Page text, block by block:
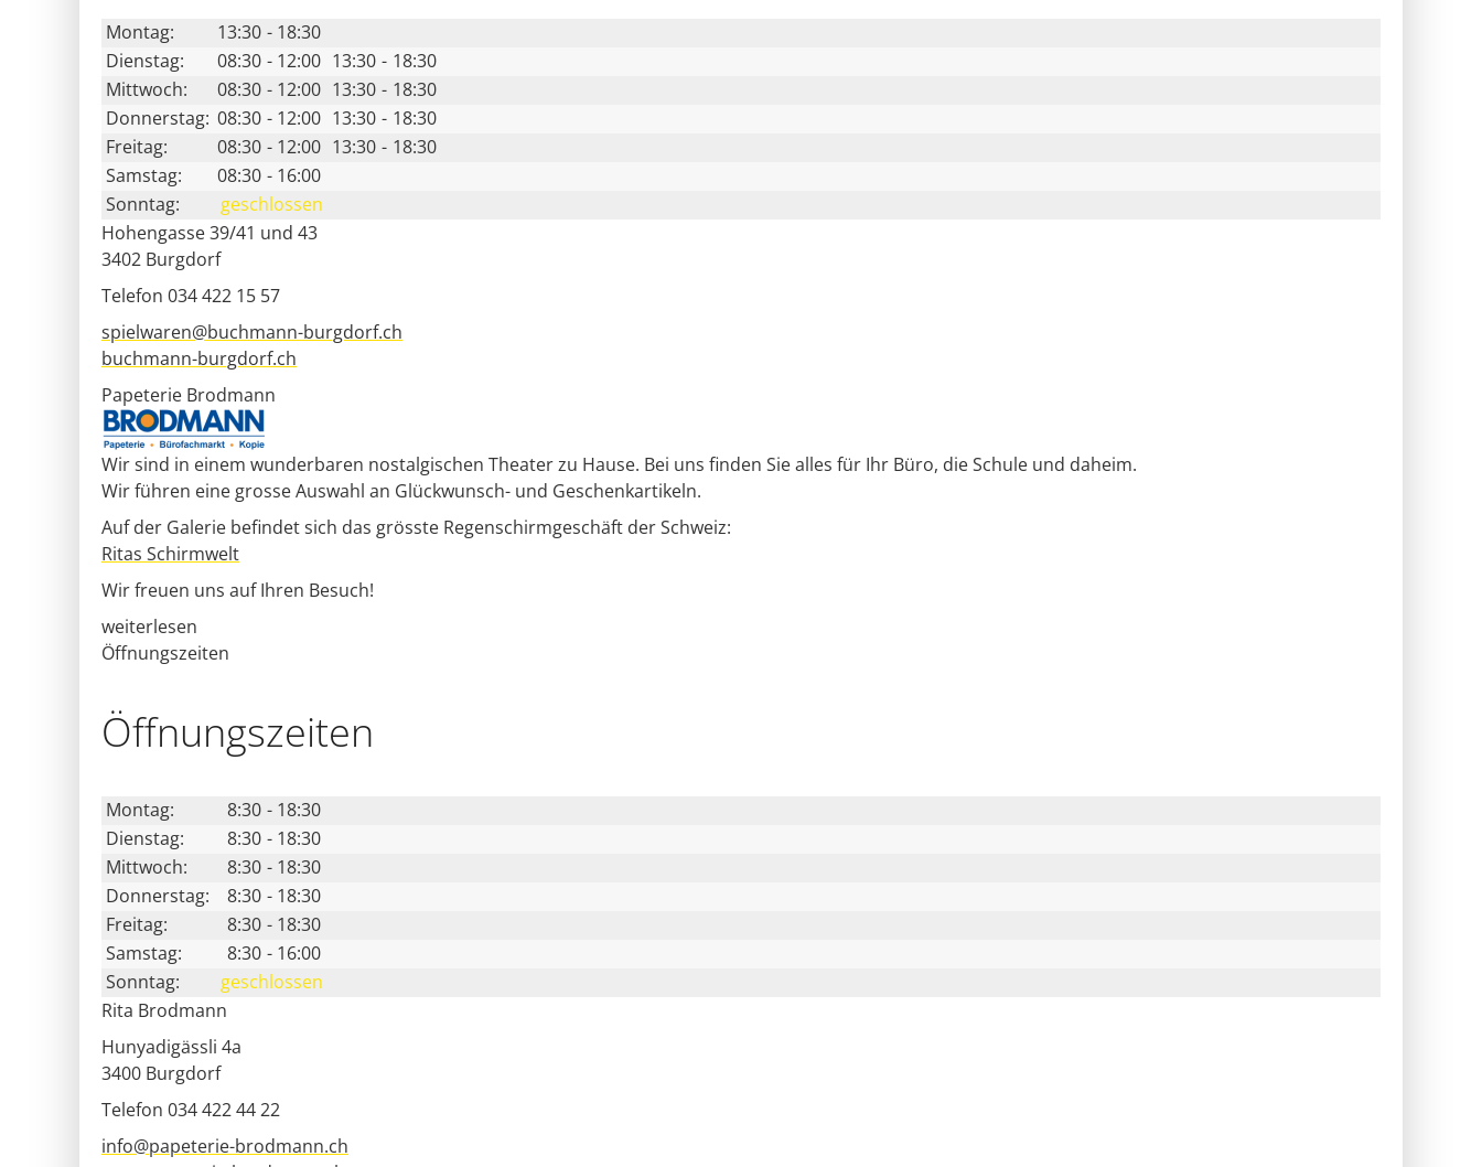
Montag: 13:30 - 18:30
Dienstag:
08:30 - 12:00 13:30 - 18:30
Mittwoch:
08:30 - 12:00 13:30 - 18:30
Donnerstag: 08:30 - 12:00 13:30 - 18:30
Freitag:
08:30 - 12:00 13:30 - 18:30
Samstag:
08:30 - 16:00
Sonntag:
geschlossen
Hohengasse 39/41 und 43
3402 Burgdorf
Telefon 034 422 15 57
spielwaren@buchmann-burgdorf.ch
buchmann-burgdorf.ch
Papeterie Brodmann
Wir sind in einem wunderbaren nostalgischen Theater zu Hause. Bei uns finden Sie alles für Ihr Büro, die Schule und daheim.
Wir führen eine grosse Auswahl an Glückwunsch- und Geschenkartikeln.
Auf der Galerie befindet sich das grösste Regenschirmgeschäft der Schweiz:
Ritas Schirmwelt
Wir freuen uns auf Ihren Besuch!
weiterlesen
Öffnungszeiten
Öffnungs­zeiten
Montag: 8:30 - 18:30
Dienstag:
8:30 - 18:30
Mittwoch:
8:30 - 18:30
Donnerstag:
8:30 - 18:30
Freitag:
8:30 - 18:30
Samstag:
8:30 - 16:00
Sonntag:
geschlossen
Rita Brodmann
Hunyadigässli 4a
3400 Burgdorf
Telefon 034 422 44 22
info@papeterie-brodmann.ch